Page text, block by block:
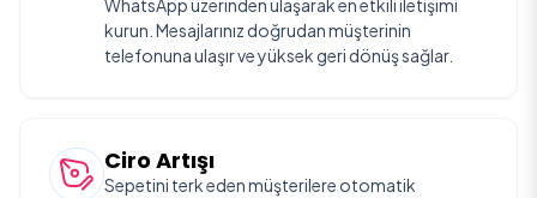
WhatsApp üzerinden ulaşarak en etkili iletişimi
kurun. Mesajlarınız doğrudan müşterinin
telefonuna ulaşır ve yüksek geri dönüş sağlar.
Ciro Artışı
Sepetini terk eden müşterilere otomatik